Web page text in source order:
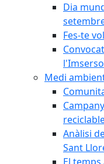
Dia
Fes-te
l'Imserso
Medi
Anàlisi
Sant